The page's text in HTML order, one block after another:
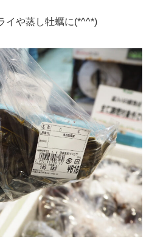
イや蒸し牡蠣に(*^^*)